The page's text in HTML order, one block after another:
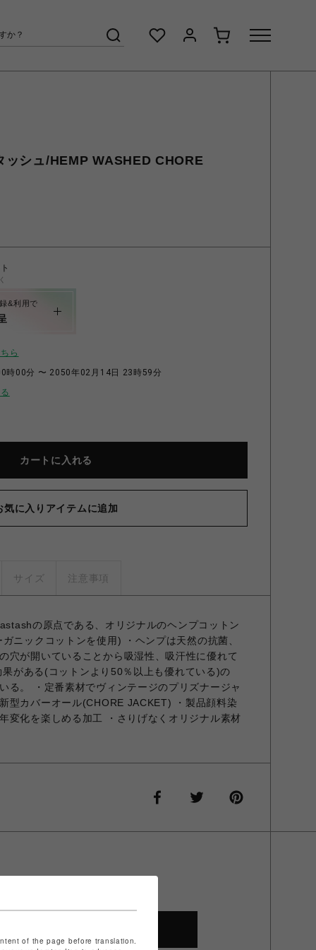
ッシュ/HEMP WASHED CHORE
&利用で
ら
時00分 〜 2050年02月14日 23時59分
カートに入れる
気に入りアイテムに追加
サイズ 注意事項
の原点である、オリジナルのヘンプコットン
ニックコットンを使用) ・ヘンプは天然の抗菌、
穴が開いていることから吸湿性、吸汗性に優れて
がある(コットンより50％以上も優れている)の
る。 ・定番素材でヴィンテージのプリズナージャ
型カバーオール(CHORE JACKET) ・製品顔料染
変化を楽しめる加工 ・さりげなくオリジナル素材
of the page before translation.